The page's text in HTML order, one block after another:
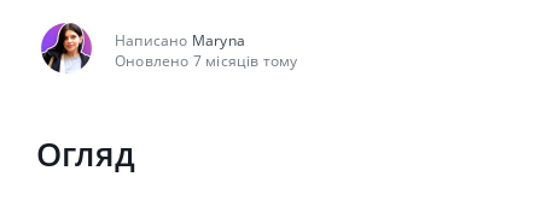
Написано Maryna
Оновлено 7 місяців тому
Огляд